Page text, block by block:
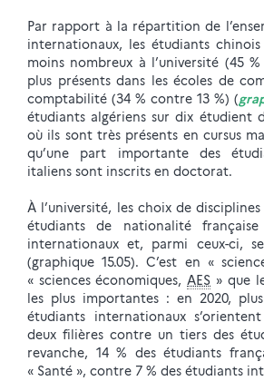
Par rapport à la répartition de
internationaux, les étudiants
moins nombreux à l’université (45
plus présents dans les écoles de
comptabilité (34 % contre 13 %) (
étudiants algériens sur dix étudient
où ils sont très présents en cursus
qu’une part importante des
italiens sont inscrits en doctorat.
À l’université, les choix de
étudiants de nationalité
internationaux et, parmi ceux-ci,
(graphique 15.05). C’est en «
« sciences économiques, AES » que
les plus importantes : en 2020,
étudiants internationaux
deux filières contre un tiers des
revanche, 14 % des étudiants
« Santé », contre 7 % des étudiants